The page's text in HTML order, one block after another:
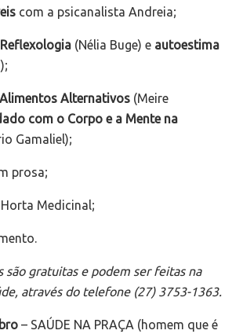
com a psicanalista Andreia;
Reflexologia (Nélia Buge) e autoestima
Alimentos Alternativos (Meire
com o Corpo e a Mente na
Gamaliel);
prosa;
Medicinal;
são gratuitas e podem ser feitas na
através do telefone (27) 3753-1363.
– SAÚDE NA PRAÇA (homem que é